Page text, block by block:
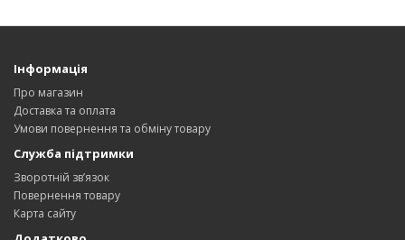
Інформація
Про магазин
Доставка та оплата
Умови повернення та обміну товару
Служба підтримки
Зворотній зв’язок
Повернення товару
Карта сайту